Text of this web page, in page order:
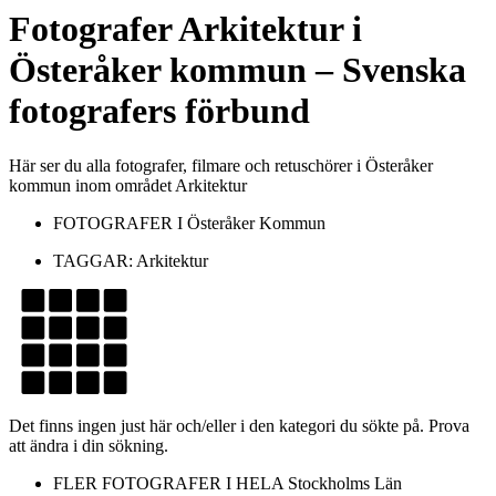
FotograferArkitekturi
Österåker kommun– Svenska
fotografers förbund
Här ser du alla fotografer, filmare och retuschörer i Österåker
kommun inom området Arkitektur
FOTOGRAFER I Österåker Kommun
TAGGAR: Arkitektur
Det finns ingen just här och/eller i den kategori du sökte på. Prova
att ändra i din sökning.
FLER FOTOGRAFER I HELA Stockholms Län